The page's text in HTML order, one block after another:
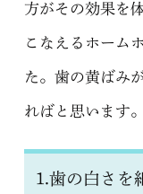
方がその効果を
こなえるホーム
た。歯の黄ばみ
ればと思います。
1.歯の白さを